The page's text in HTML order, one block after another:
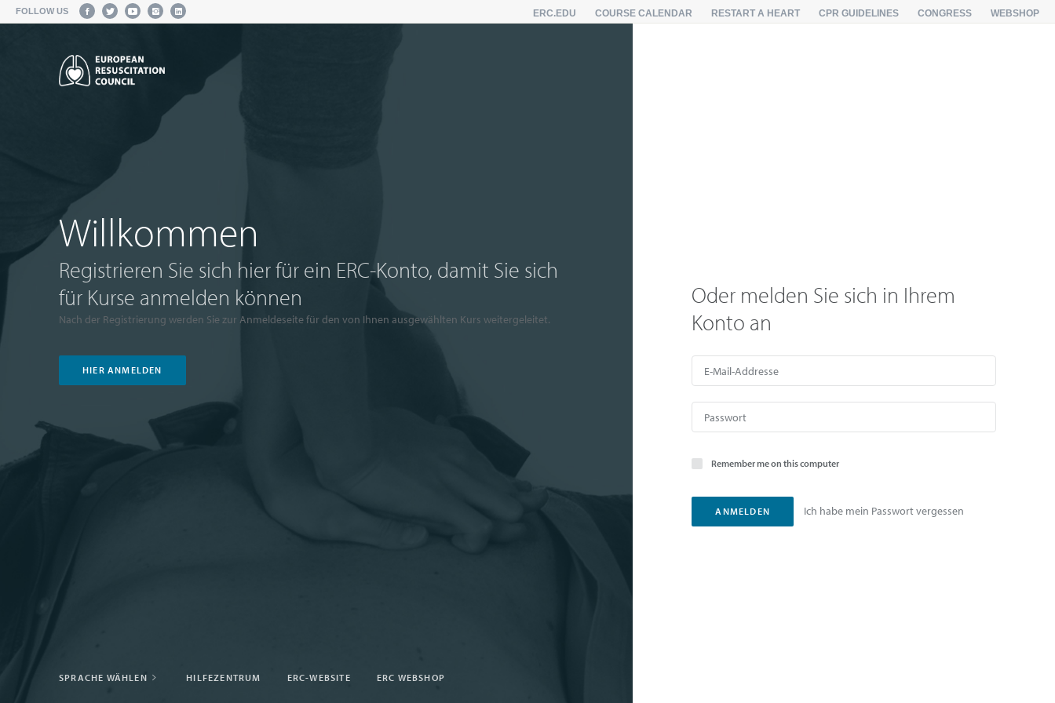
FOLLOW US ERC.EDU COURSE CALENDAR RESTART A HEART CPR GUIDELINES CONGRESS WEBSHOP
Willkommen
Registrieren Sie sich hier für ein ERC-Konto, damit Sie sich
für Kurse anmelden können
Nach der Registrierung werden Sie zur Anmeldeseite für den von Ihnen ausgewählten Kurs weitergeleitet.
HIER ANMELDEN
SPRACHE WÄHLEN HILFEZENTRUM ERC-WEBSITE ERC WEBSHOP
Oder melden Sie sich in Ihrem
Konto an
Remember me on this computer
Ich habe mein Passwort vergessen